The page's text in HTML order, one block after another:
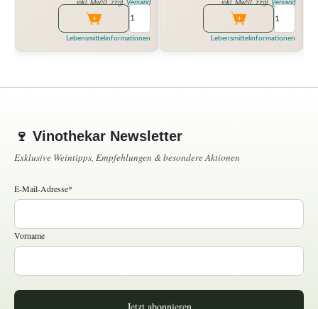
inkl. MwSt. zzgl. Versand
Lebensmittelinformationen
inkl. MwSt. zzgl. Versand
Lebensmittelinformationen
🍷 Vinothekar Newsletter
Exklusive Weintipps, Empfehlungen & besondere Aktionen
E-Mail-Adresse*
Vorname